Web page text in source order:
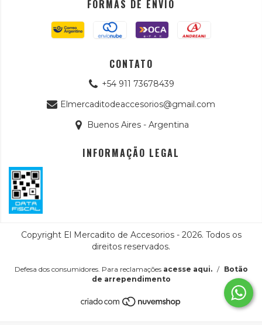
FORMAS DE ENVIO
CONTATO
+54 911 73678439
Elmercaditodeaccesorios@gmail.com
Buenos Aires - Argentina
INFORMAÇÃO LEGAL
Copyright El Mercadito de Accesorios - 2026. Todos os
direitos reservados.
Defesa dos consumidores. Para reclamações acesse aqui. /
Botão
de arrependimento